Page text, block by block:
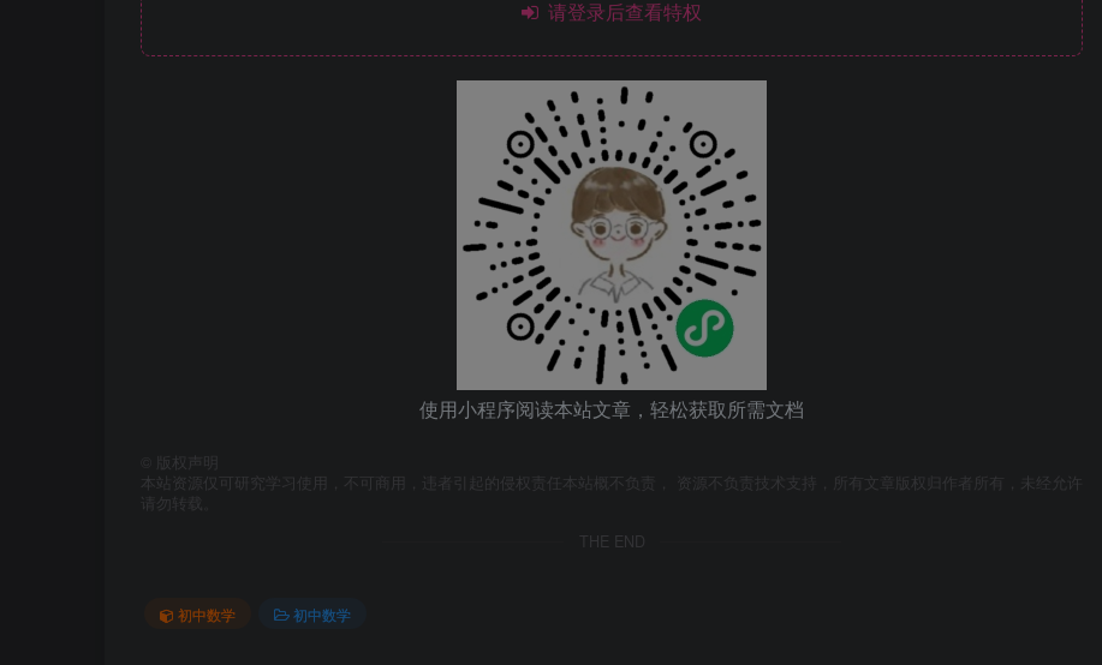
请登录后查看特权
使用小程序阅读本站文章，轻松获取所需文档
版权声明
本站资源仅可研究学习使用，不可商用，违者引起的侵权责任本站概不负责， 资源不负责技术支持，所有文章版权归作者所有，未经允许
请勿转载。
THE END
初中数学 初中数学